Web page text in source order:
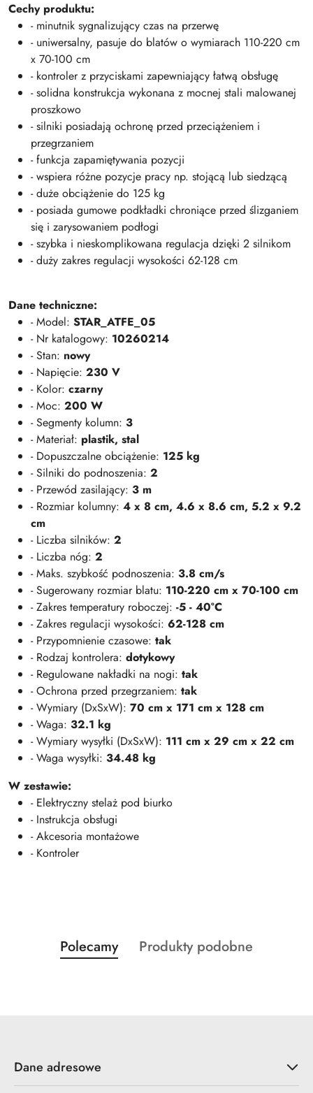
Cechy produktu:
- minutnik sygnalizujący czas na przerwę
- uniwersalny, pasuje do blatów o wymiarach 110-220 cm
x 70-100 cm
- kontroler z przyciskami zapewniający łatwą obsługę
- solidna konstrukcja wykonana z mocnej stali malowanej
proszkowo
- silniki posiadają ochronę przed przeciążeniem i
przegrzaniem
- funkcja zapamiętywania pozycji
- wspiera różne pozycje pracy np. stojącą lub siedzącą
- duże obciążenie do 125 kg
- posiada gumowe podkładki chroniące przed ślizganiem
się i zarysowaniem podłogi
- szybka i nieskomplikowana regulacja dzięki 2 silnikom
- duży zakres regulacji wysokości 62-128 cm
Dane techniczne:
- Model: STAR_ATFE_05
- Nr katalogowy: 10260214
- Stan: nowy
- Napięcie: 230 V
- Kolor: czarny
- Moc: 200 W
- Segmenty kolumn: 3
- Materiał: plastik, stal
- Dopuszczalne obciążenie: 125 kg
- Silniki do podnoszenia: 2
- Przewód zasilający: 3 m
- Rozmiar kolumny: 4 x 8 cm, 4.6 x 8.6 cm, 5.2 x 9.2
cm
- Liczba silników: 2
- Liczba nóg: 2
- Maks. szybkość podnoszenia: 3.8 cm/s
- Sugerowany rozmiar blatu: 110-220 cm x 70-100 cm
- Zakres temperatury roboczej: -5 - 40°C
- Zakres regulacji wysokości: 62-128 cm
- Przypomnienie czasowe: tak
- Rodzaj kontrolera: dotykowy
- Regulowane nakładki na nogi: tak
- Ochrona przed przegrzaniem: tak
- Wymiary (DxSxW): 70 cm x 171 cm x 128 cm
- Waga: 32.1 kg
- Wymiary wysyłki (DxSxW): 111 cm x 29 cm x 22 cm
- Waga wysyłki: 34.48 kg
W zestawie:
- Elektryczny stelaż pod biurko
- Instrukcja obsługi
- Akcesoria montażowe
- Kontroler
Pomiń karuzelę produktów
Produkty
o
Polecamy
Produkty
Produkty podobne
Dane adresowe